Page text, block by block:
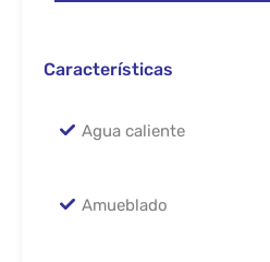
Características
Agua caliente
Amueblado